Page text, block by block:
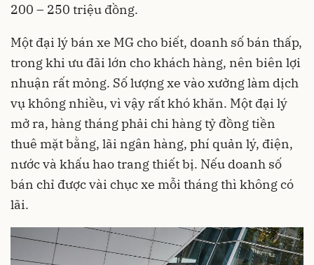
200 – 250 triệu đồng.
Một đại lý bán xe MG cho biết, doanh số bán thấp,
trong khi ưu đãi lớn cho khách hàng, nên biên lợi
nhuận rất mỏng. Số lượng xe vào xưởng làm dịch
vụ không nhiều, vì vậy rất khó khăn. Một đại lý
mở ra, hàng tháng phải chi hàng tỷ đồng tiền
thuê mặt bằng, lãi ngân hàng, phí quản lý, điện,
nước và khấu hao trang thiết bị. Nếu doanh số
bán chỉ được vài chục xe mỗi tháng thì không có
lãi.